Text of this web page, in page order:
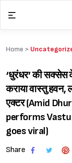
content
Home >
‘धुरंधर’ की सक्सेस
कराया वास्तु हवन,
एक्टर (Amid
performs Vastu
goes viral)
Share